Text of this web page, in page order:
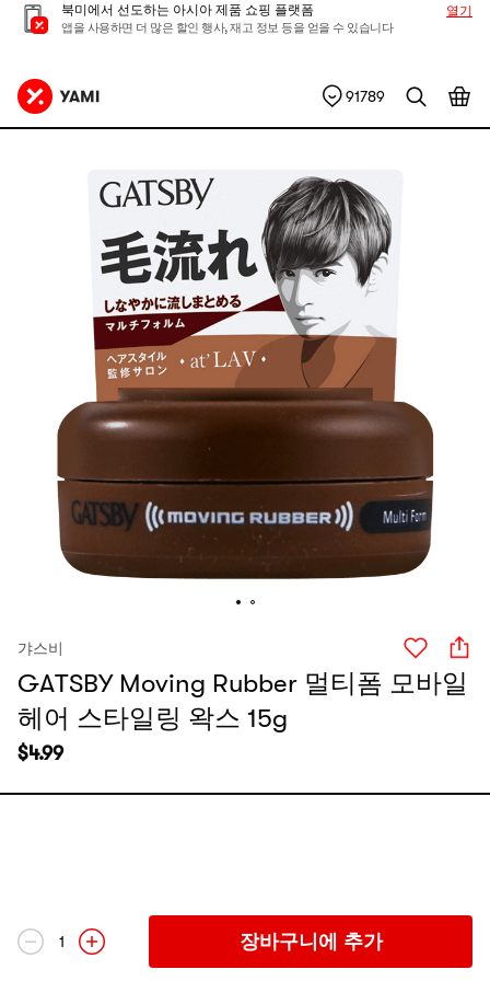
북미에서 선도하는 아시아 제품 쇼핑 플랫폼
앱을 사용하면 더 많은 할인 행사, 재고 정보 등을 얻을 수 있습니다
열기
91789
갸스비
GATSBY Moving Rubber 멀티폼 모바일
헤어 스타일링 왁스 15g
$4.99
1 장바구니에 추가